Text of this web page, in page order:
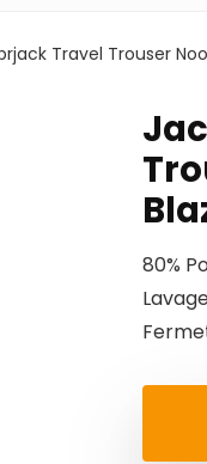
Travel Trouser
80%